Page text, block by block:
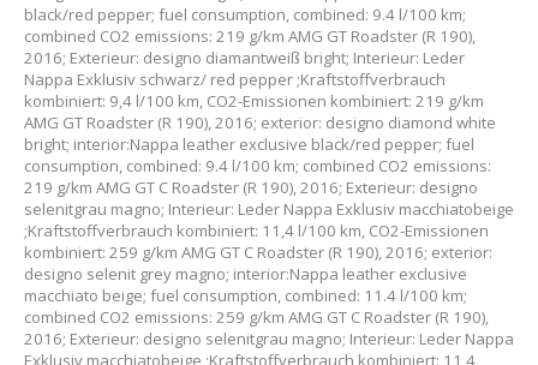
black/red pepper; fuel consumption, combined: 9.4 l/100 km;
combined CO2 emissions: 219 g/km AMG GT Roadster (R 190),
2016; Exterieur: designo diamantweiß bright; Interieur: Leder
Nappa Exklusiv schwarz/ red pepper ;Kraftstoffverbrauch
kombiniert: 9,4 l/100 km, CO2-Emissionen kombiniert: 219 g/km
AMG GT Roadster (R 190), 2016; exterior: designo diamond white
bright; interior:Nappa leather exclusive black/red pepper; fuel
consumption, combined: 9.4 l/100 km; combined CO2 emissions:
219 g/km AMG GT C Roadster (R 190), 2016; Exterieur: designo
selenitgrau magno; Interieur: Leder Nappa Exklusiv macchiatobeige
;Kraftstoffverbrauch kombiniert: 11,4 l/100 km, CO2-Emissionen
kombiniert: 259 g/km AMG GT C Roadster (R 190), 2016; exterior:
designo selenit grey magno; interior:Nappa leather exclusive
macchiato beige; fuel consumption, combined: 11.4 l/100 km;
combined CO2 emissions: 259 g/km AMG GT C Roadster (R 190),
2016; Exterieur: designo selenitgrau magno; Interieur: Leder Nappa
Exklusiv macchiatobeige ;Kraftstoffverbrauch kombiniert: 11,4